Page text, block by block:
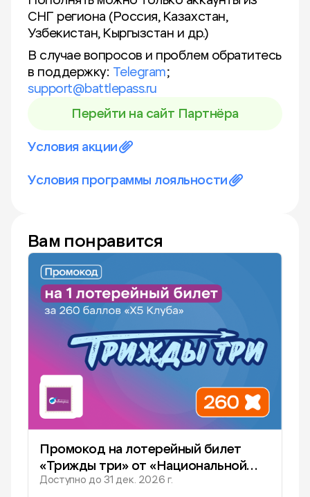
СНГ региона (Россия, Казахстан,
Узбекистан, Кыргызстан и др.)
В случае вопросов и проблем обратитесь
в поддержку: Telegram;
support@battlepass.ru
Перейти на сайт Партнёра
Условия акции
Условия программы лояльности
Вам понравится
Промокод на лотерейный билет
«Трижды три» от «Национальной
лотереи» за 260 баллов
Доступно до31 дек. 2026 г.